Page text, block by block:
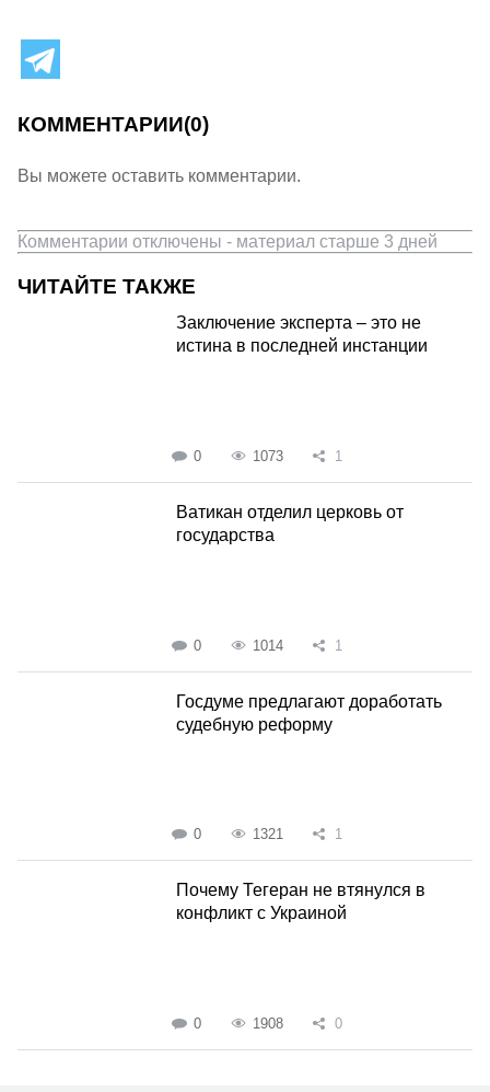
КОММЕНТАРИИ(0)
Вы можете оставить комментарии.
Комментарии отключены - материал старше 3 дней
ЧИТАЙТЕ ТАКЖЕ
Заключение эксперта – это не
истина в последней инстанции
0 1073 1
Ватикан отделил церковь от
государства
0 1014 1
Госдуме предлагают доработать
судебную реформу
0 1321 1
Почему Тегеран не втянулся в
конфликт с Украиной
0 1908 0